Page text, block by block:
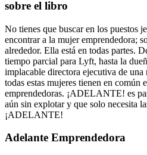
sobre el libro
No tienes que buscar en los puestos
encontrar a la mujer emprendedora;
alrededor. Ella está en todas partes.
tiempo parcial para Lyft, hasta la
implacable directora ejecutiva de
todas estas mujeres tienen en común
emprendedoras. ¡ADELANTE! es
aún sin explotar y que solo necesita
¡ADELANTE!
Adelante Emprendedora